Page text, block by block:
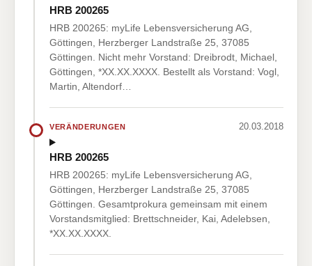
HRB 200265
HRB 200265: myLife Lebensversicherung AG,
Göttingen, Herzberger Landstraße 25, 37085
Göttingen. Nicht mehr Vorstand: Dreibrodt, Michael,
Göttingen, *XX.XX.XXXX. Bestellt als Vorstand: Vogl,
Martin, Altendorf…
VERÄNDERUNGEN 20.03.2018
HRB 200265
HRB 200265: myLife Lebensversicherung AG,
Göttingen, Herzberger Landstraße 25, 37085
Göttingen. Gesamtprokura gemeinsam mit einem
Vorstandsmitglied: Brettschneider, Kai, Adelebsen,
*XX.XX.XXXX.